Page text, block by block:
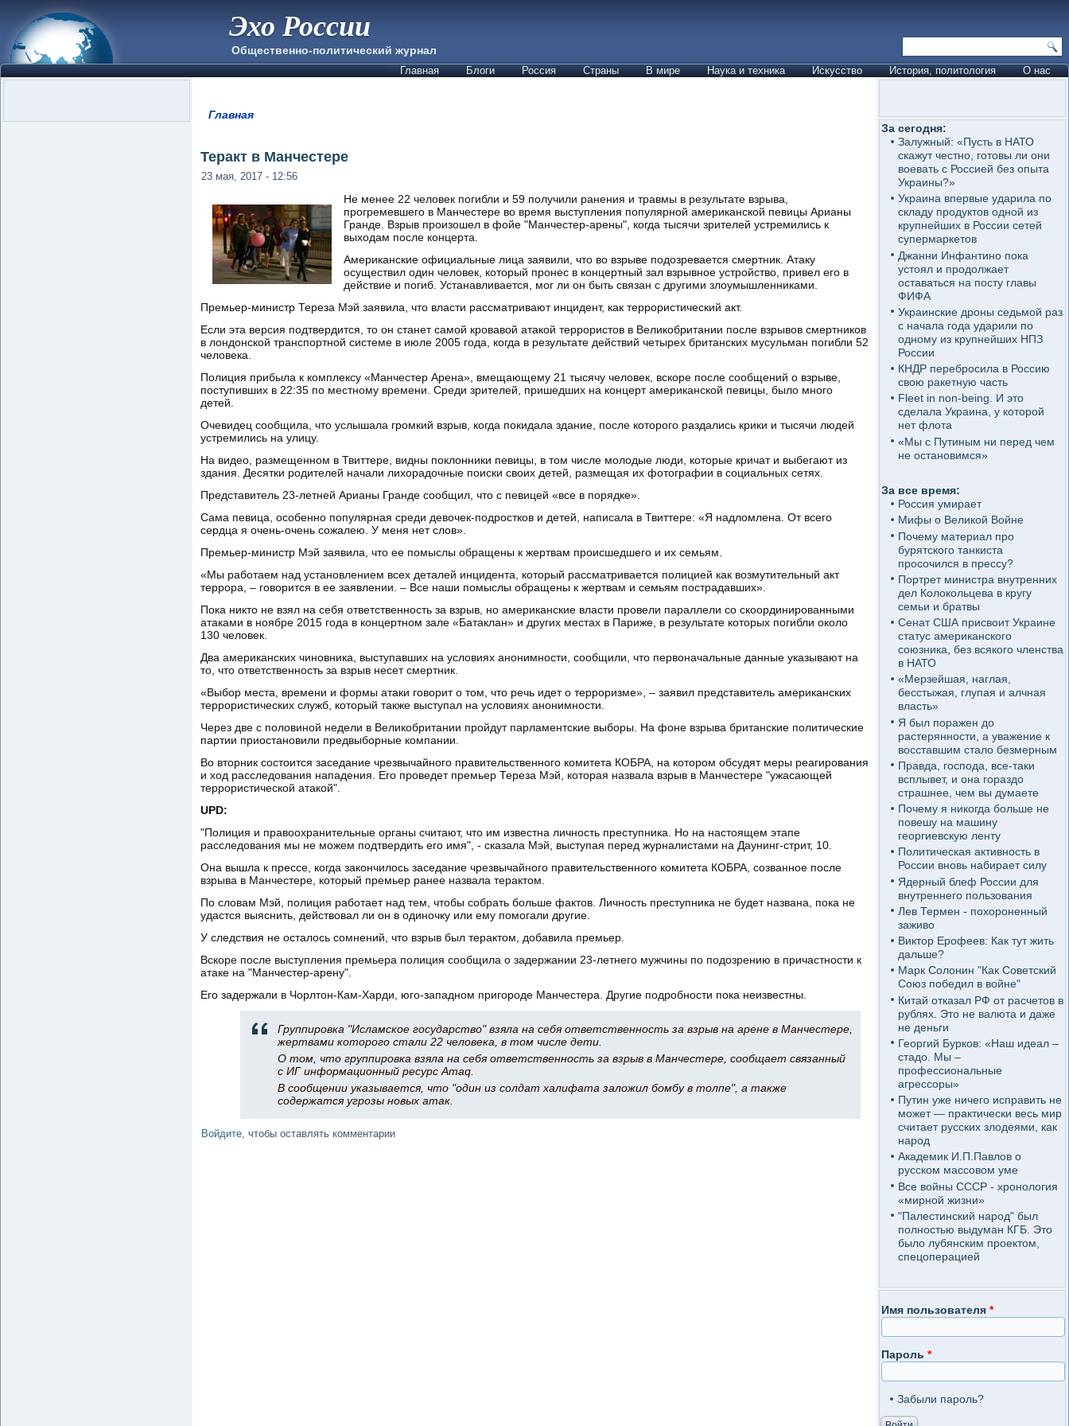
Эхо России
Общественно-политический журнал
Главная Блоги Россия Страны В мире Наука и техника Искусство История, политология О нас
Главная
Теракт в Манчестере
23 мая, 2017 - 12:56
Не менее 22 человек погибли и 59 получили ранения и травмы в результате взрыва,
прогремевшего в Манчестере во время выступления популярной американской певицы Арианы
Гранде. Взрыв произошел в фойе "Манчестер-арены", когда тысячи зрителей устремились к
выходам после концерта.
Американские официальные лица заявили, что во взрыве подозревается смертник. Атаку
осуществил один человек, который пронес в концертный зал взрывное устройство, привел его в
действие и погиб. Устанавливается, мог ли он быть связан с другими злоумышленниками.
Премьер-министр Тереза Мэй заявила, что власти рассматривают инцидент, как террористический акт.
Если эта версия подтвердится, то он станет самой кровавой атакой террористов в Великобритании после взрывов смертников
в лондонской транспортной системе в июле 2005 года, когда в результате действий четырех британских мусульман погибли 52
человека.
Полиция прибыла к комплексу «Манчестер Арена», вмещающему 21 тысячу человек, вскоре после сообщений о взрыве,
поступивших в 22:35 по местному времени. Среди зрителей, пришедших на концерт американской певицы, было много
детей.
Очевидец сообщила, что услышала громкий взрыв, когда покидала здание, после которого раздались крики и тысячи людей
устремились на улицу.
На видео, размещенном в Твиттере, видны поклонники певицы, в том числе молодые люди, которые кричат и выбегают из
здания. Десятки родителей начали лихорадочные поиски своих детей, размещая их фотографии в социальных сетях.
Представитель 23-летней Арианы Гранде сообщил, что с певицей «все в порядке».
Сама певица, особенно популярная среди девочек-подростков и детей, написала в Твиттере: «Я надломлена. От всего
сердца я очень-очень сожалею. У меня нет слов».
Премьер-министр Мэй заявила, что ее помыслы обращены к жертвам происшедшего и их семьям.
«Мы работаем над установлением всех деталей инцидента, который рассматривается полицией как возмутительный акт
террора, – говорится в ее заявлении. – Все наши помыслы обращены к жертвам и семьям пострадавших».
Пока никто не взял на себя ответственность за взрыв, но американские власти провели параллели со скоординированными
атаками в ноябре 2015 года в концертном зале «Батаклан» и других местах в Париже, в результате которых погибли около
130 человек.
Два американских чиновника, выступавших на условиях анонимности, сообщили, что первоначальные данные указывают на
то, что ответственность за взрыв несет смертник.
«Выбор места, времени и формы атаки говорит о том, что речь идет о терроризме», – заявил представитель американских
террористических служб, который также выступал на условиях анонимности.
Через две с половиной недели в Великобритании пройдут парламентские выборы. На фоне взрыва британские политические
партии приостановили предвыборные компании.
Во вторник состоится заседание чрезвычайного правительственного комитета КОБРА, на котором обсудят меры реагирования
и ход расследования нападения. Его проведет премьер Тереза Мэй, которая назвала взрыв в Манчестере "ужасающей
террористической атакой".
UPD:
"Полиция и правоохранительные органы считают, что им известна личность преступника. Но на настоящем этапе
расследования мы не можем подтвердить его имя", - сказала Мэй, выступая перед журналистами на Даунинг-стрит, 10.
Она вышла к прессе, когда закончилось заседание чрезвычайного правительственного комитета КОБРА, созванное после
взрыва в Манчестере, который премьер ранее назвала терактом.
По словам Мэй, полиция работает над тем, чтобы собрать больше фактов. Личность преступника не будет названа, пока не
удастся выяснить, действовал ли он в одиночку или ему помогали другие.
У следствия не осталось сомнений, что взрыв был терактом, добавила премьер.
Вскоре после выступления премьера полиция сообщила о задержании 23-летнего мужчины по подозрению в причастности к
атаке на "Манчестер-арену".
Его задержали в Чорлтон-Кам-Харди, юго-западном пригороде Манчестера. Другие подробности пока неизвестны.
Группировка "Исламское государство" взяла на себя ответственность за взрыв на арене в Манчестере,
жертвами которого стали 22 человека, в том числе дети.
О том, что группировка взяла на себя ответственность за взрыв в Манчестере, сообщает связанный
с ИГ информационный ресурс Amaq.
В сообщении указывается, что "один из солдат халифата заложил бомбу в толпе", а также
содержатся угрозы новых атак.
Войдите , чтобы оставлять комментарии
За сегодня:
Залужный: «Пусть в НАТО
скажут честно, готовы ли они
воевать с Россией без опыта
Украины?»
Украина впервые ударила по
складу продуктов одной из
крупнейших в России сетей
супермаркетов
Джанни Инфантино пока
устоял и продолжает
оставаться на посту главы
ФИФА
Украинские дроны седьмой раз
с начала года ударили по
одному из крупнейших НПЗ
России
КНДР перебросила в Россию
свою ракетную часть
Fleet in non-being. И это
сделала Украина, у которой
нет флота
«Мы с Путиным ни перед чем
не остановимся»
За все время:
Россия умирает
Мифы о Великой Войне
Почему материал про
бурятского танкиста
просочился в прессу?
Портрет министра внутренних
дел Колокольцева в кругу
семьи и братвы
Сенат США присвоит Украине
статус американского
союзника, без всякого членства
в НАТО
«Мерзейшая, наглая,
бесстыжая, глупая и алчная
власть»
Я был поражен до
растерянности, а уважение к
восставшим стало безмерным
Правда, господа, все-таки
всплывет, и она гораздо
страшнее, чем вы думаете
Почему я никогда больше не
повешу на машину
георгиевскую ленту
Политическая активность в
России вновь набирает силу
Ядерный блеф России для
внутреннего пользования
Лев Термен - похороненный
заживо
Виктор Ерофеев: Как тут жить
дальше?
Марк Солонин "Как Советский
Союз победил в войне"
Китай отказал РФ от расчетов в
рублях. Это не валюта и даже
не деньги
Георгий Бурков: «Наш идеал –
стадо. Мы –
профессиональные
агрессоры»
Путин уже ничего исправить не
может — практически весь мир
считает русских злодеями, как
народ
Академик И.П.Павлов о
русском массовом уме
Все войны СССР - хронология
«мирной жизни»
"Палестинский народ" был
полностью выдуман КГБ. Это
было лубянским проектом,
спецоперацией
Имя пользователя *
Пароль *
Забыли пароль?